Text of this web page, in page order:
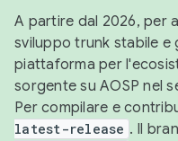
A partire dal 2026, per
sviluppo trunk stabile e
piattaforma per
sorgente su AOSP nel
Per compilare e
latest-release . Il